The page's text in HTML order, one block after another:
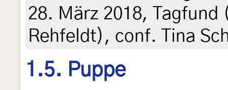
28. März 2018,
Rehfeldt), conf. Tina
1.5. Puppe